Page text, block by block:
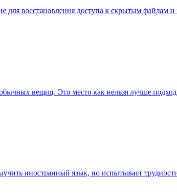
для восстановления доступа к скрытым
вещиц. Это место как нельзя лучше
иностранный язык, но испытывает